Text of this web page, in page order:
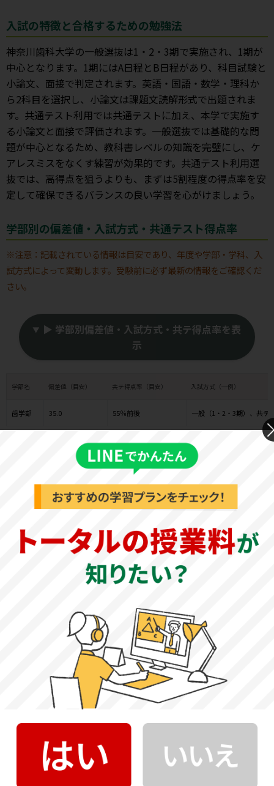
入試の特徴と合格するための勉強法
神奈川歯科大学の一般選抜は1・2・3期で実施され、1期が
中心となります。1期にはA日程とB日程があり、科目試験と
小論文、面接で判定されます。英語・国語・数学・理科か
ら2科目を選択し、小論文は課題文読解形式で出題されま
す。共通テスト利用では共通テストに加え、本学で実施す
る小論文と面接で評価されます。一般選抜では基礎的な問
題が中心となるため、教科書レベルの知識を完璧にし、ケ
アレスミスをなくす練習が効果的です。共通テスト利用選
抜では、高得点を狙うよりも、まずは5割程度の得点率を安
定して確保できるバランスの良い学習を心がけましょう。
学部別の偏差値・入試方式・共通テスト得点率
※注意：記載されている情報は目安であり、年度や学部・学科、入
試方式によって変動します。受験前に必ず最新の情報をご確認くだ
さい。
▶ 学部別偏差値・入試方式・共テ得点率を表
示
学部名 偏差値（目安） 共テ得点率（目安） 入試方式（一例）
歯学部 35.0 55％前後 一般（1・2・3期）、共テ
※入試方式は一例であり、年度により異なります。大学公式の募集
要項を必ずご確認ください。
神奈川歯科大学 基本情報
基本情報
1910年（東京女子歯科医学校として設立）、1964年（大学
教育理念（建学の精神）
歯科医師としての熟練と人としての優しさを身につけるた
めに、学をまなび、技を習い、人を識る愛の教育。
大学の特徴